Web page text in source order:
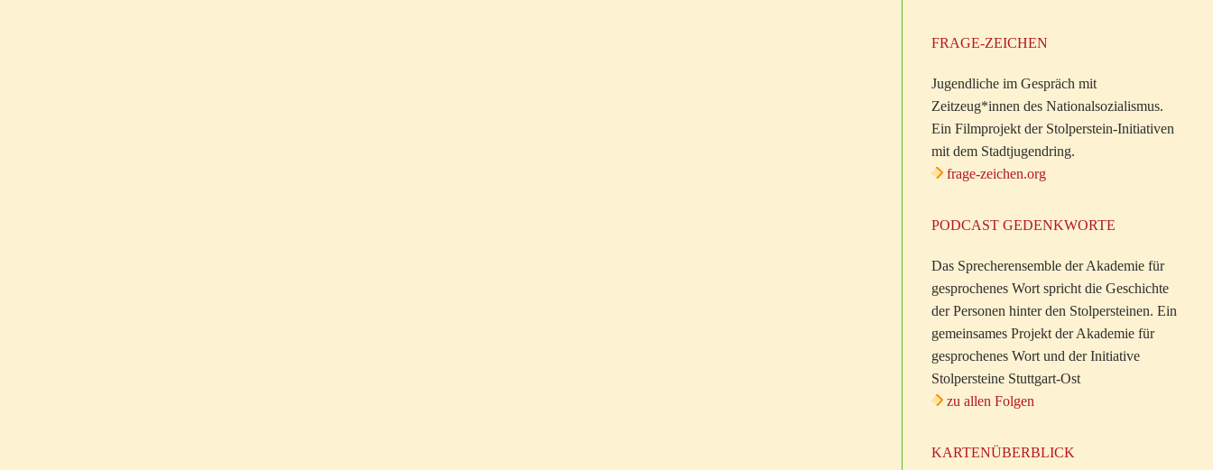
FRAGE-ZEICHEN
Jugendliche im Gespräch mit
Zeitzeug*innen des Nationalsozialismus.
Ein Filmprojekt der Stolperstein-Initiativen
mit dem Stadtjugendring.
frage-zeichen.org
PODCAST GEDENKWORTE
Das Sprecherensemble der Akademie für
gesprochenes Wort spricht die Geschichte
der Personen hinter den Stolpersteinen. Ein
gemeinsames Projekt der Akademie für
gesprochenes Wort und der Initiative
Stolpersteine Stuttgart-Ost
zu allen Folgen
KARTENÜBERBLICK